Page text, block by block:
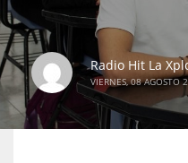
Radio Hit La
VIERNES, 08 AGOSTO